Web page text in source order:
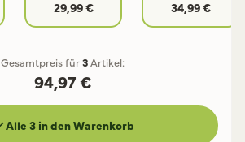
29,99 € 34,99 €
Gesamtpreis für3Artikel:
94,97 €
Alle 3 in den Warenkorb